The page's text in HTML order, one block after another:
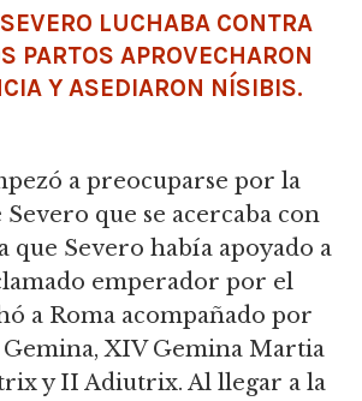
LUCHABA CONTRA
PARTOS APROVECHARON
Y ASEDIARON NÍSIBIS.
a preocuparse por la
que se acercaba con
que Severo había apoyado a
emperador por el
a Roma acompañado por
Gemina, XIV Gemina Martia
y II Adiutrix. Al llegar a la